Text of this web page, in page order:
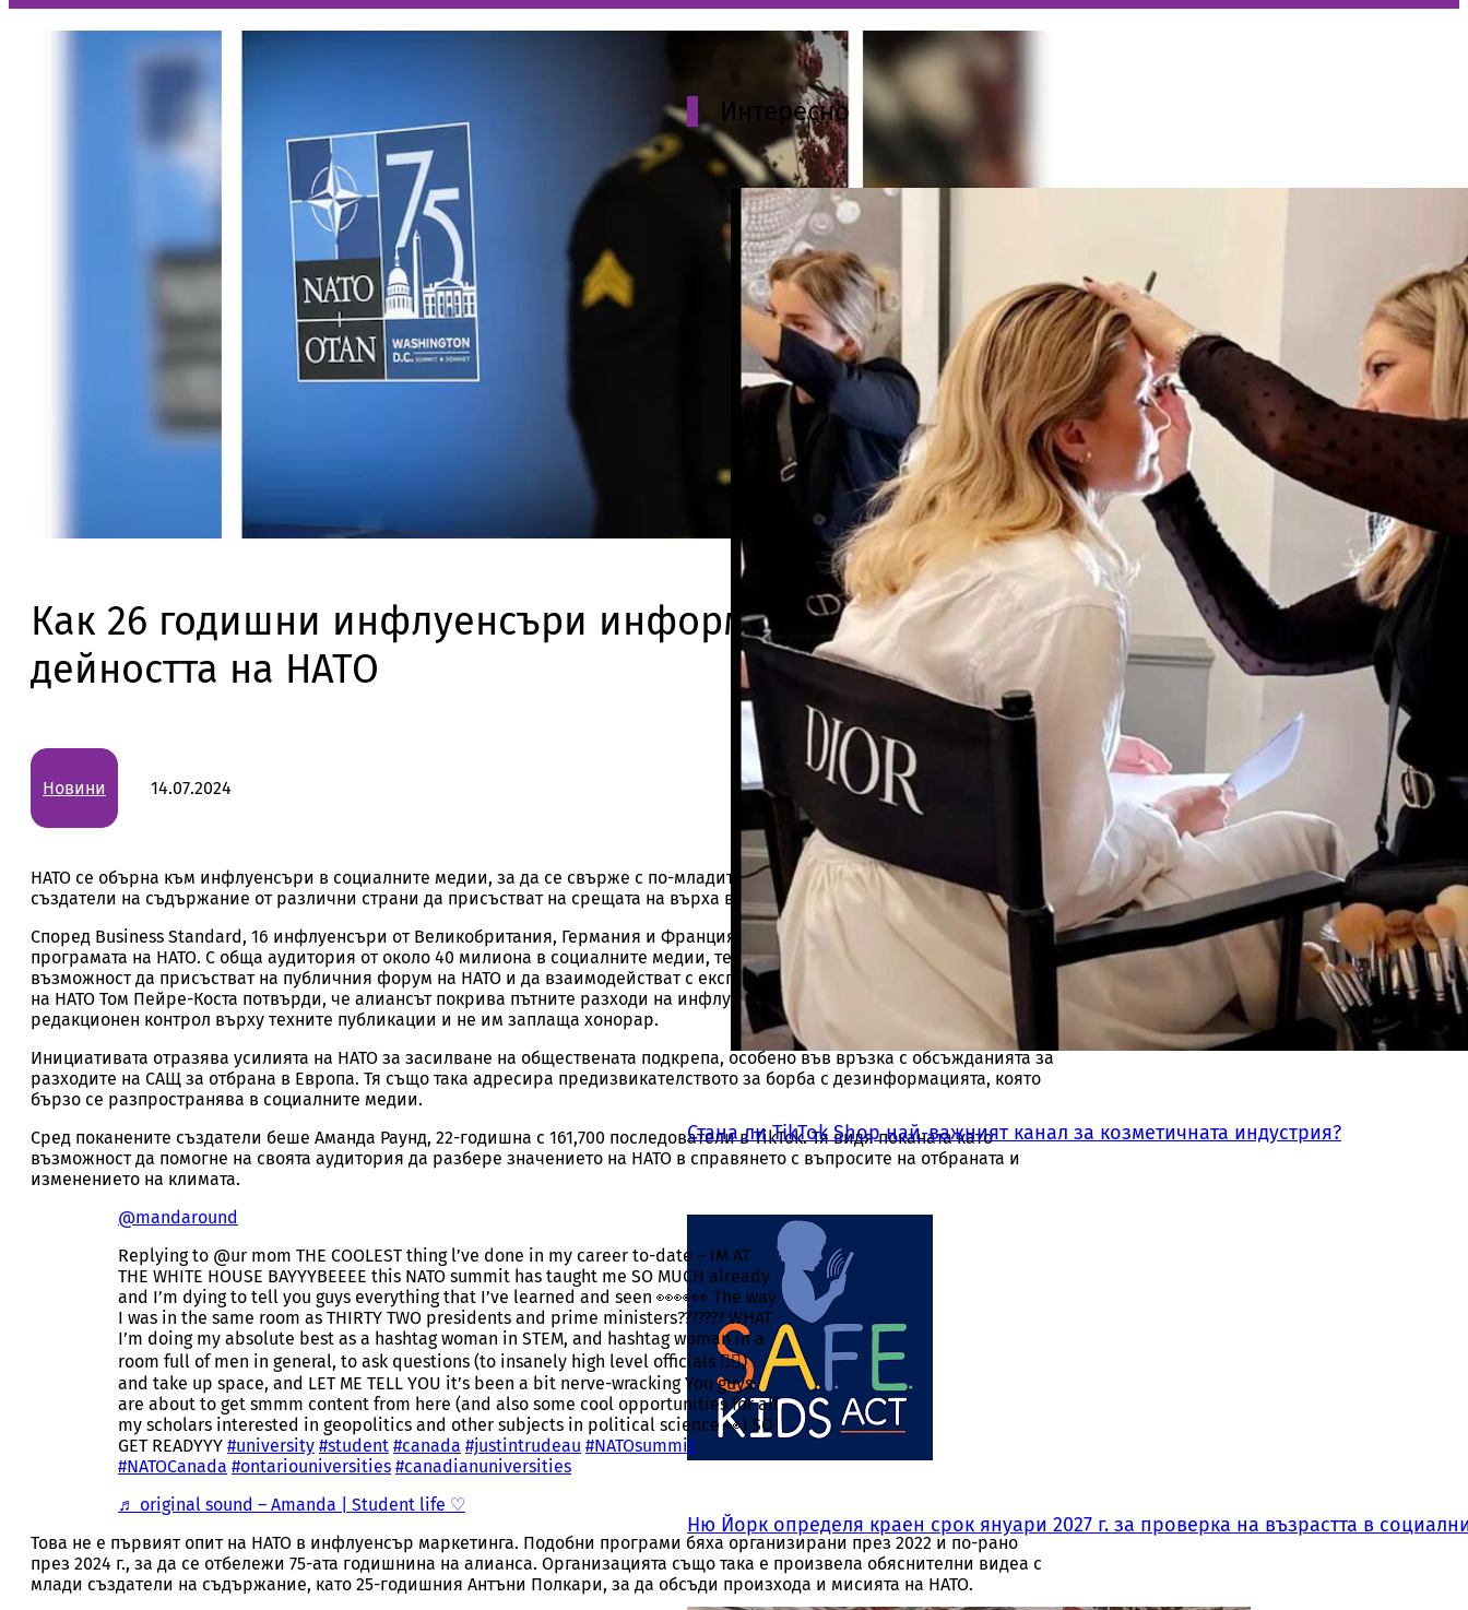
Как 26 годишни инфлуенсъри информират за
дейността на НАТО
Новини 14.07.2024
НАТО се обърна към инфлуенсъри в социалните медии, за да се свърже с по-младите поколения, като покани 26
създатели на съдържание от различни страни да присъстват на срещата на върха във Вашингтон на 9-11 юли 2024 г.
Според Business Standard, 16 инфлуенсъри от Великобритания, Германия и Франция, заедно с десет от САЩ, участваха в
програмата на НАТО. С обща аудитория от около 40 милиона в социалните медии, тези създатели на съдържание имаха
възможност да присъстват на публичния форум на НАТО и да взаимодействат с експерти и висши служители. Говорителят
на НАТО Том Пейре-Коста потвърди, че алиансът покрива пътните разходи на инфлуенсърите, но не упражнява
редакционен контрол върху техните публикации и не им заплаща хонорар.
Инициативата отразява усилията на НАТО за засилване на обществената подкрепа, особено във връзка с обсъжданията за
разходите на САЩ за отбрана в Европа. Тя също така адресира предизвикателството за борба с дезинформацията, която
бързо се разпространява в социалните медии.
Сред поканените създатели беше Аманда Раунд, 22-годишна с 161,700 последователи в TikTok. Тя видя поканата като
възможност да помогне на своята аудитория да разбере значението на НАТО в справянето с въпросите на отбраната и
изменението на климата.
@mandaround
Replying to @ur mom THE COOLEST thing l’ve done in my career to-date – IM AT
THE WHITE HOUSE BAYYYBEEEE this NATO summit has taught me SO MUCH already
and I’m dying to tell you guys everything that I’ve learned and seen 👀👀👀 The way
I was in the same room as THIRTY TWO presidents and prime ministers??????? WHAT
I’m doing my absolute best as a hashtag woman in STEM, and hashtag woman in a
room full of men in general, to ask questions (to insanely high level officials 😮‍💨)
and take up space, and LET ME TELL YOU it’s been a bit nerve-wracking You guys
are about to get smmm content from here (and also some cool opportunities for all
my scholars interested in geopolitics and other subjects in political science 👀) SO
GET READYYY #university #student #canada #justintrudeau #NATOsummit
#NATOCanada #ontariouniversities #canadianuniversities
♬ original sound – Amanda | Student life ♡
Това не е първият опит на НАТО в инфлуенсър маркетинга. Подобни програми бяха организирани през 2022 и по-рано
през 2024 г., за да се отбележи 75-ата годишнина на алианса. Организацията също така е произвела обяснителни видеа с
млади създатели на съдържание, като 25-годишния Антъни Полкари, за да обсъди произхода и мисията на НАТО.
Абонирай се за инфлуенсър
новини
Обещаваме да изпращаме само новини и информация за инфлуенсъри и
брандове от България и света
Интересно
Стана ли TikTok Shop най-важният канал за козметичната индустрия?
Ню Йорк определя краен срок януари 2027 г. за проверка на възрастта в